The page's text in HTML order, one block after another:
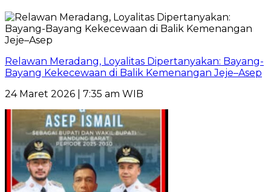
Relawan Meradang, Loyalitas Dipertanyakan: Bayang-
Bayang Kekecewaan di Balik Kemenangan Jeje–Asep
24 Maret 2026 | 7:35 am WIB